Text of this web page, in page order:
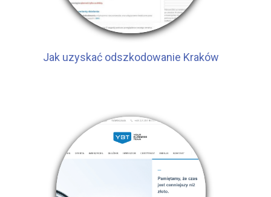
Jak uzyskać odszkodowanie Kraków